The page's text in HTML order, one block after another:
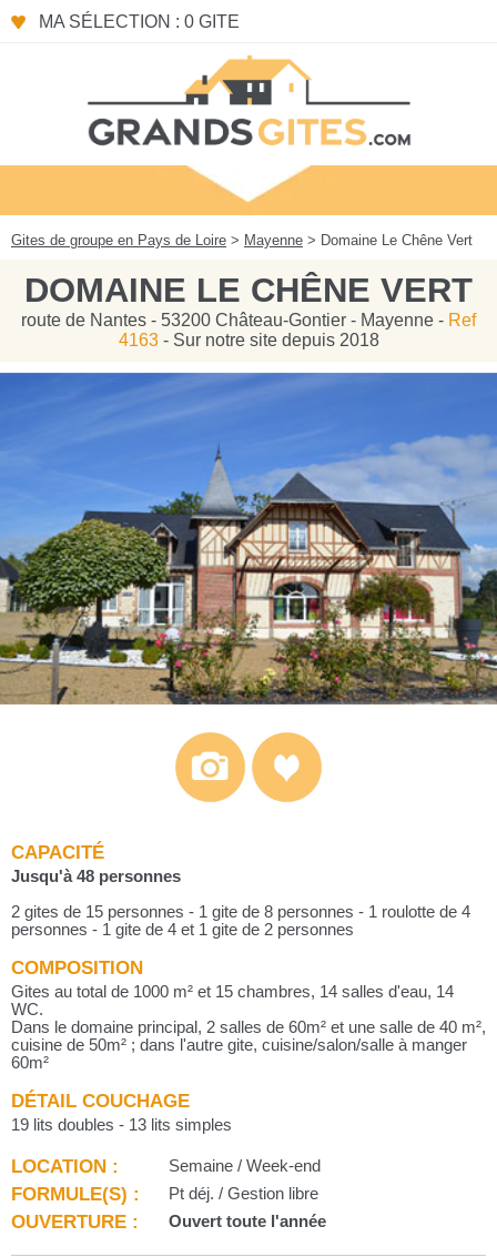
MA SÉLECTION : 0 GITE
Gites de groupe en Pays de Loire > Mayenne > Domaine Le Chêne Vert
DOMAINE LE CHÊNE VERT
route de Nantes - 53200 Château-Gontier - Mayenne - Ref
4163- Sur notre site depuis 2018
CAPACITÉ
Jusqu'à 48 personnes
2 gites de 15 personnes - 1 gite de 8 personnes - 1 roulotte de 4
personnes - 1 gite de 4 et 1 gite de 2 personnes
COMPOSITION
Gites au total de 1000 m² et 15 chambres, 14 salles d'eau, 14
WC.
Dans le domaine principal, 2 salles de 60m² et une salle de 40 m²,
cuisine de 50m² ; dans l'autre gite, cuisine/salon/salle à manger
60m²
DÉTAIL COUCHAGE
19 lits doubles - 13 lits simples
LOCATION : Semaine / Week-end
FORMULE(S) : Pt déj. / Gestion libre
OUVERTURE : Ouvert toute l'année
Panneau de gestion des cookies